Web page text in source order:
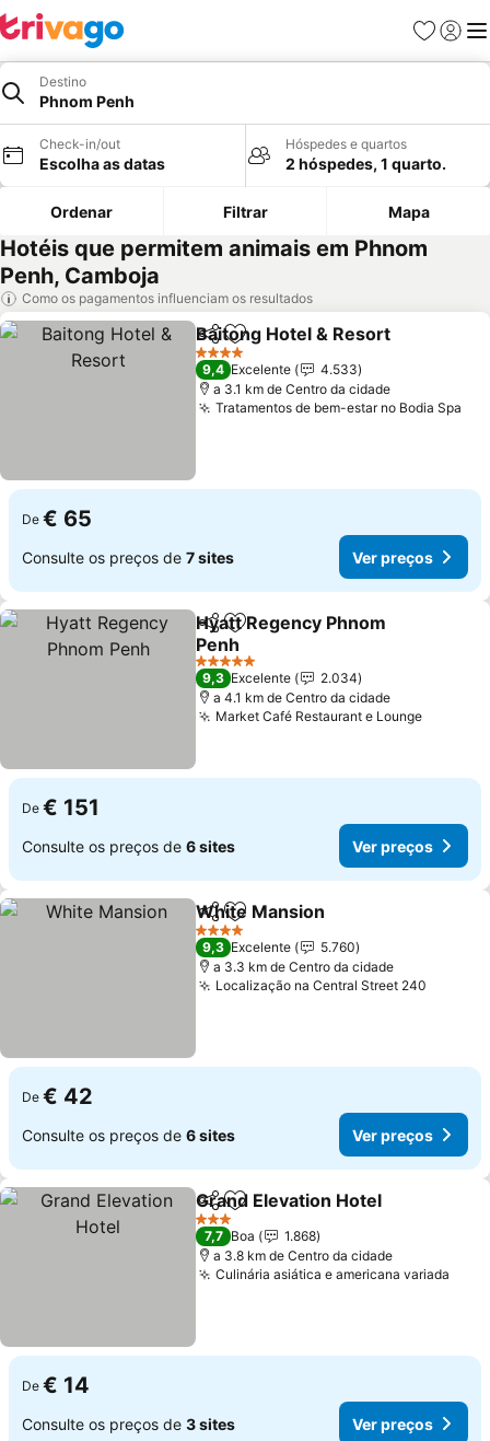
Favoritos
Iniciar
Destino
Phnom Penh
Check-in/out
Escolha as datas
Hóspedes e quartos
2 hóspedes, 1 quarto.
Ordenar Filtrar Mapa
Hotéis que permitem animais em Phnom
Penh, Camboja
Como os pagamentos influenciam os resultados
PartilharAdicionar aos favoritos
Baitong Hotel & Resort
4 Estrelas
9,4 Excelente
4.533
a 3.1 km de Centro da cidade
Tratamentos de bem-estar no Bodia Spa
De € 65
Consulte os preços de 7 sites Ver preços
PartilharAdicionar aos favoritos
Hyatt Regency Phnom
Penh
5 Estrelas
9,3 Excelente
2.034
a 4.1 km de Centro da cidade
Market Café Restaurant e Lounge
De € 151
Consulte os preços de 6 sites Ver preços
PartilharAdicionar aos favoritos
White Mansion
4 Estrelas
9,3 Excelente
5.760
a 3.3 km de Centro da cidade
Localização na Central Street 240
De € 42
Consulte os preços de 6 sites Ver preços
PartilharAdicionar aos favoritos
Grand Elevation Hotel
3 Estrelas
7,7 Boa
1.868
a 3.8 km de Centro da cidade
Culinária asiática e americana variada
De € 14
Consulte os preços de 3 sites Ver preços